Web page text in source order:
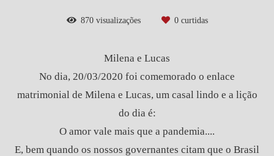
870visualizações 0curtidas
Milena e Lucas
No dia, 20/03/2020 foi comemorado o enlace
matrimonial de Milena e Lucas, um casal lindo e a lição
do dia é:
O amor vale mais que a pandemia....
E, bem quando os nossos governantes citam que o Brasil